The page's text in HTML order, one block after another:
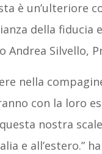
è un’ulteriore
della fiducia
Silvello,
nella
con la loro
nostra
e all’estero.”